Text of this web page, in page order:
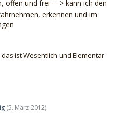
offen und frei ---> kann ich den
erkennen und im
ist Wesentlich und Elementar
(5. März 2012)